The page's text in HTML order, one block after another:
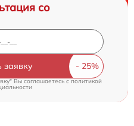
со
заявку
Вы соглашаетесь c политикой